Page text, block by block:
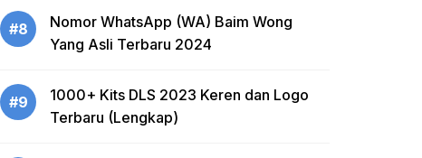
#8
Nomor WhatsApp (WA) Baim Wong
Yang Asli Terbaru 2024
#9
1000+ Kits DLS 2023 Keren dan Logo
Terbaru (Lengkap)